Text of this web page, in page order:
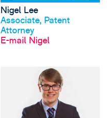
Nigel Lee
Associate, Patent
Attorney
E-mail Nigel
View Phil